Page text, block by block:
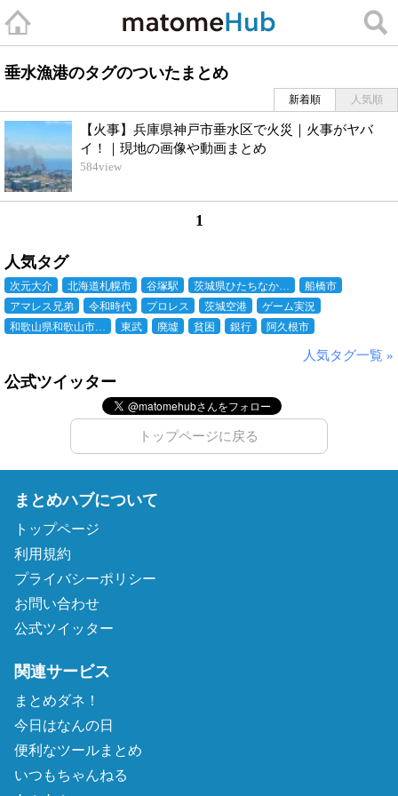
垂水漁港のタグのついたまとめ
新着順 人気順
【火事】兵庫県神戸市垂水区で火災｜火事がヤバ
イ！｜現地の画像や動画まとめ
584view
1
人気タグ
次元大介 北海道札幌市 谷塚駅 茨城県ひたちなか…
船橋市
アマレス兄弟
令和時代 プロレス 茨城空港
ゲーム実況
和歌山県和歌山市…
東武 廃墟 貧困 銀行 阿久根市
人気タグ一覧 »
公式ツイッター
トップページに戻る
まとめハブについて
トップページ
利用規約
プライバシーポリシー
お問い合わせ
公式ツイッター
関連サービス
まとめダネ！
今日はなんの日
便利なツールまとめ
いつもちゃんねる